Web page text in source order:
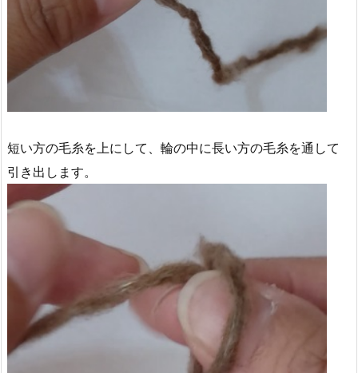
短い方の毛糸を上にして、輪の中に長い方の毛糸を通して
引き出します。